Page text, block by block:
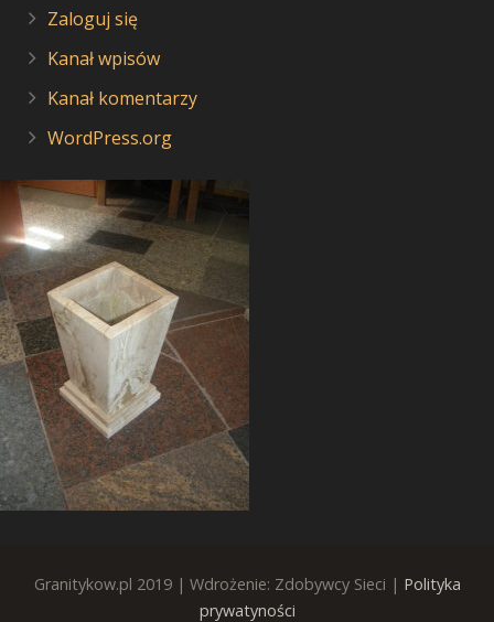
Zaloguj się
Kanał wpisów
Kanał komentarzy
WordPress.org
Granitykow.pl 2019 | Wdrożenie: Zdobywcy Sieci | Polityka
prywatyności